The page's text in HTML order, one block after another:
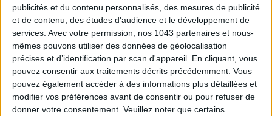
publicités et du contenu personnalisés, des mesures de publicité
et de contenu, des études d'audience et le développement de
services. Avec votre permission, nos 1043 partenaires et nous-
mêmes pouvons utiliser des données de géolocalisation
précises et d’identification par scan d'appareil. En cliquant, vous
pouvez consentir aux traitements décrits précédemment. Vous
pouvez également accéder à des informations plus détaillées et
modifier vos préférences avant de consentir ou pour refuser de
donner votre consentement. Veuillez noter que certains
LES PLUS BEAUX HÔTELS EN BORD DE MER EN FRANCE